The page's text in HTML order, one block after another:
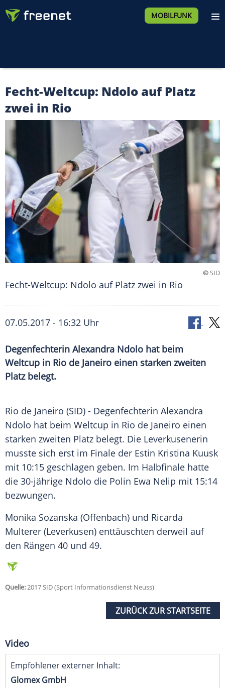
MOBILFUNK
Fecht-Weltcup: Ndolo auf Platz
zwei in Rio
©SID
Fecht-Weltcup: Ndolo auf Platz zwei in Rio
07.05.2017 - 16:32 Uhr
Degenfechterin Alexandra Ndolo hat beim
Weltcup in Rio de Janeiro einen starken zweiten
Platz belegt.
Rio de Janeiro (SID) - Degenfechterin Alexandra
Ndolo hat beim Weltcup in Rio de Janeiro einen
starken zweiten Platz belegt. Die Leverkusenerin
musste sich erst im Finale der Estin Kristina Kuusk
mit 10:15 geschlagen geben. Im Halbfinale hatte
die 30-jährige Ndolo die Polin Ewa Nelip mit 15:14
bezwungen.
Monika Sozanska (Offenbach) und Ricarda
Multerer (Leverkusen) enttäuschten derweil auf
den Rängen 40 und 49.
Quelle:2017 SID (Sport Informationsdienst Neuss)
ZURÜCK ZUR STARTSEITE
Video
Empfohlener externer Inhalt:
Glomex GmbH